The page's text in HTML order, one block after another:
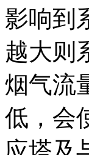
影响到
越大则
烟气流
低，会